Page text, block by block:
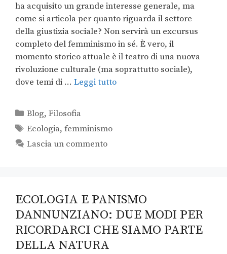
ha acquisito un grande interesse generale, ma
come si articola per quanto riguarda il settore
della giustizia sociale? Non servirà un excursus
completo del femminismo in sé. È vero, il
momento storico attuale è il teatro di una nuova
rivoluzione culturale (ma soprattutto sociale),
dove temi di … Leggi tutto
Blog,Filosofia
Ecologia,femminismo
Lascia un commento
ECOLOGIA E PANISMO
DANNUNZIANO: DUE MODI PER
RICORDARCI CHE SIAMO PARTE
DELLA NATURA